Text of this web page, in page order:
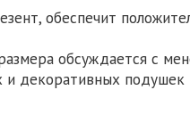
обеспечит
обсуждается с
декоративных